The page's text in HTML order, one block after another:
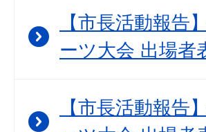
【市長活動報
ーツ大会 出場者
【市長活動報